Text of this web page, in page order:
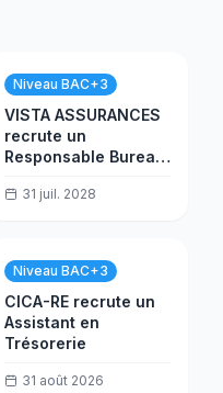
Niveau BAC+3
VISTA ASSURANCES
recrute un
Responsable Bureau
de la Bancassurance
31 juil. 2028
Niveau BAC+3
CICA-RE recrute un
Assistant en
Trésorerie
31 août 2026